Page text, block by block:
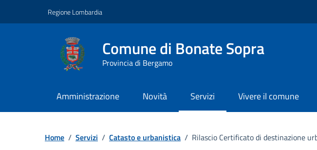
Regione Lombardia
Comune di Bonate Sopra
Provincia di Bergamo
Amministrazione Novità Servizi Vivere il comune
Home / Servizi / Catasto e urbanistica / Rilascio Certificato di destinazione